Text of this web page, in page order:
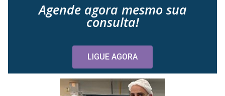
Agende agora mesmo sua
consulta!
LIGUE AGORA